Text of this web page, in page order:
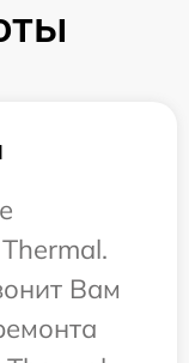
Вам